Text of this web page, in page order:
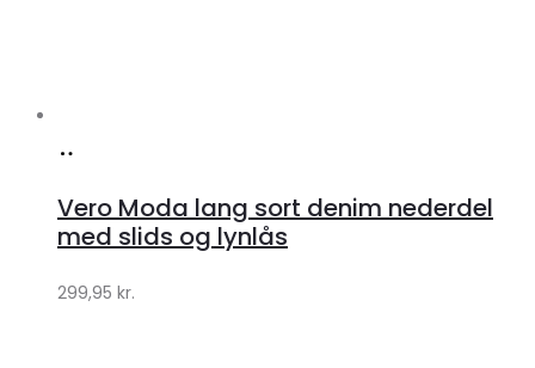
Klædeskabet.dk
Vero Moda lang sort denim nederdel
med slids og lynlås
299,95 kr.